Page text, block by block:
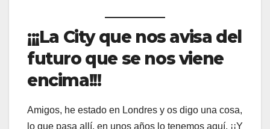
¡¡¡La City que nos avisa del
futuro que se nos viene
encima!!!
Amigos, he estado en Londres y os digo una cosa,
lo que pasa allí, en unos años lo tenemos aquí. ¡¡Y